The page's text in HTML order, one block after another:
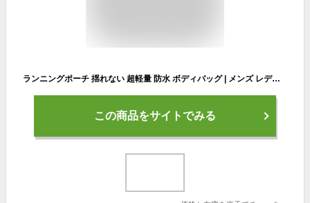
ランニングポーチ 揺れない 超軽量 防水 ボディバッグ | メンズ レディース ドリンクホルダー付き ランニングバッグ 大容量 スマホポーチ ジョギング スポーツ アウトドア ハイキング ウエストポーチ 防災ポーチ おしゃれ かわいい ギフト プレゼント ポイント消化
この商品をサイトでみる